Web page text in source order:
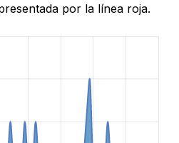
por la línea roja.